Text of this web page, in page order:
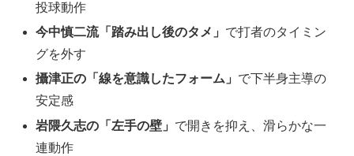
投球動作
今中慎二流「踏み出し後のタメ」 で打者のタイミン
グを外す
攝津正の「線を意識したフォーム」 で下半身主導の
安定感
岩隈久志の「左手の壁」 で開きを抑え、滑らかな一
連動作